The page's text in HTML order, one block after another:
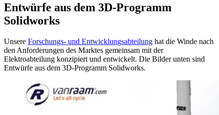
Entwürfe aus dem 3D-Programm
Solidworks
Unsere Forschungs- und Entwicklungsabteilung hat die Winde nach
den Anforderungen des Marktes gemeinsam mit der
Elektroabteilung konzipiert und entwickelt. Die Bilder unten sind
Entwürfe aus dem 3D-Programm Solidworks.